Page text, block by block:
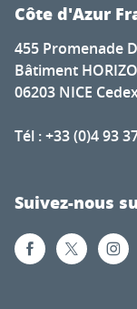
Côte d'Azur
455 Promenade
Bâtiment
06203 NICE
Tél : +33 (0)4 93
Suivez-nous